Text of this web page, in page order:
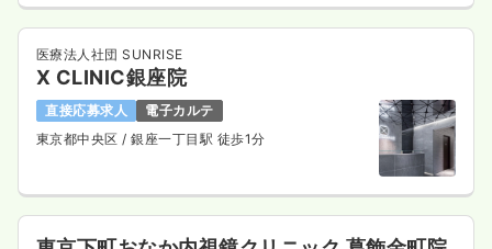
医療法人社団 SUNRISE
X CLINIC銀座院
直接応募求人
電子カルテ
東京都中央区/ 銀座一丁目駅 徒歩1分